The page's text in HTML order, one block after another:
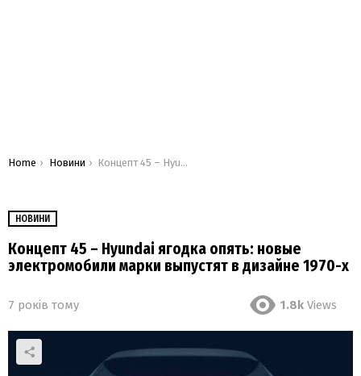
You are here:
Home Новини Концепт 45 – Hyundai ягодка опять: новые электромобили марки выпустят в дизайне 1970-х
НОВИНИ
Концепт 45 – Hyundai ягодка опять: новые
электромобили марки выпустят в дизайне 1970-х
7 років тому 1.8k Views